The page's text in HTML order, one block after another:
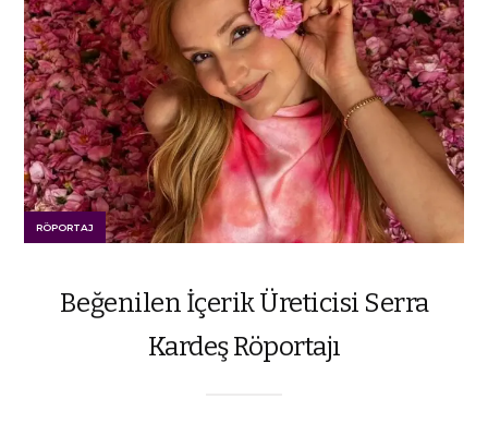
RÖPORTAJ
Beğenilen İçerik Üreticisi Serra
Kardeş Röportajı